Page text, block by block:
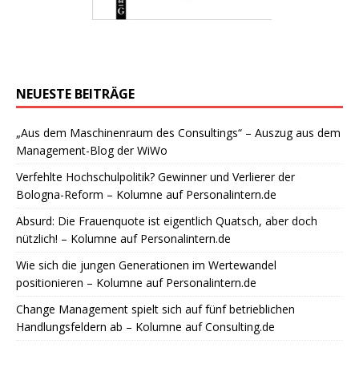
NEUESTE BEITRÄGE
„Aus dem Maschinenraum des Consultings“ – Auszug aus dem
Management-Blog der WiWo
Verfehlte Hochschulpolitik? Gewinner und Verlierer der
Bologna-Reform – Kolumne auf Personalintern.de
Absurd: Die Frauenquote ist eigentlich Quatsch, aber doch
nützlich! – Kolumne auf Personalintern.de
Wie sich die jungen Generationen im Wertewandel
positionieren – Kolumne auf Personalintern.de
Change Management spielt sich auf fünf betrieblichen
Handlungsfeldern ab – Kolumne auf Consulting.de